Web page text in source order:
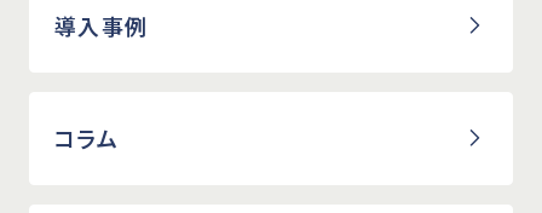
導入事例
コラム